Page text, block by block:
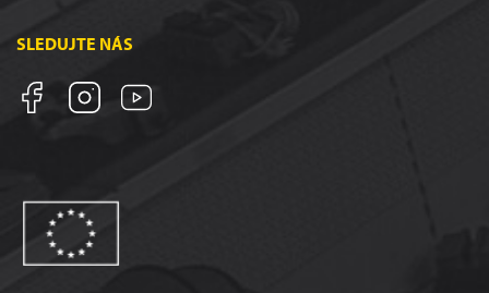
SLEDUJTE NÁS